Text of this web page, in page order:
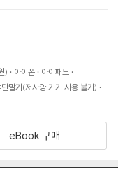
) 아이폰
아이패드
단말기(저사양 기기 사용 불가)
eBook 구매